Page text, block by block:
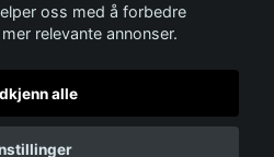
ITSHOP
oss med å forbedre
relevante annonser.
alle